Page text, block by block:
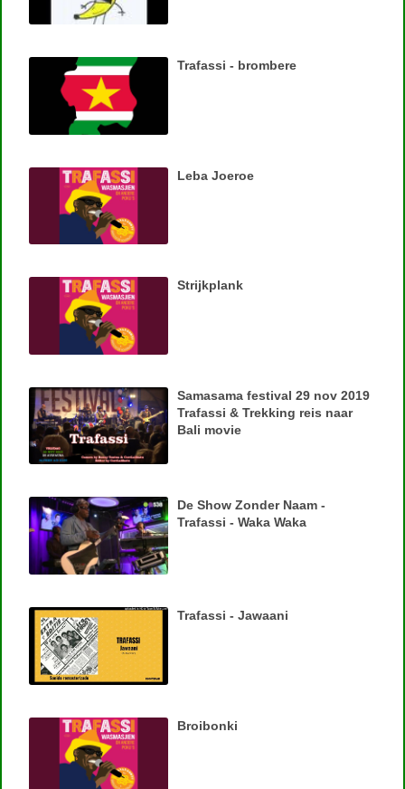
Trafassi - brombere
Leba Joeroe
Strijkplank
Samasama festival 29 nov 2019
Trafassi & Trekking reis naar
Bali movie
De Show Zonder Naam -
Trafassi - Waka Waka
Trafassi - Jawaani
Broibonki